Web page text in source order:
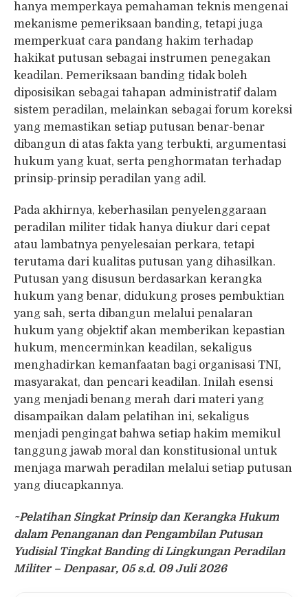
hanya memperkaya pemahaman teknis mengenai
mekanisme pemeriksaan banding, tetapi juga
memperkuat cara pandang hakim terhadap
hakikat putusan sebagai instrumen penegakan
keadilan. Pemeriksaan banding tidak boleh
diposisikan sebagai tahapan administratif dalam
sistem peradilan, melainkan sebagai forum koreksi
yang memastikan setiap putusan benar-benar
dibangun di atas fakta yang terbukti, argumentasi
hukum yang kuat, serta penghormatan terhadap
prinsip-prinsip peradilan yang adil.
Pada akhirnya, keberhasilan penyelenggaraan
peradilan militer tidak hanya diukur dari cepat
atau lambatnya penyelesaian perkara, tetapi
terutama dari kualitas putusan yang dihasilkan.
Putusan yang disusun berdasarkan kerangka
hukum yang benar, didukung proses pembuktian
yang sah, serta dibangun melalui penalaran
hukum yang objektif akan memberikan kepastian
hukum, mencerminkan keadilan, sekaligus
menghadirkan kemanfaatan bagi organisasi TNI,
masyarakat, dan pencari keadilan. Inilah esensi
yang menjadi benang merah dari materi yang
disampaikan dalam pelatihan ini, sekaligus
menjadi pengingat bahwa setiap hakim memikul
tanggung jawab moral dan konstitusional untuk
menjaga marwah peradilan melalui setiap putusan
yang diucapkannya.
~Pelatihan Singkat Prinsip dan Kerangka Hukum
dalam Penanganan dan Pengambilan Putusan
Yudisial Tingkat Banding di Lingkungan Peradilan
Militer – Denpasar, 05 s.d. 09 Juli 2026